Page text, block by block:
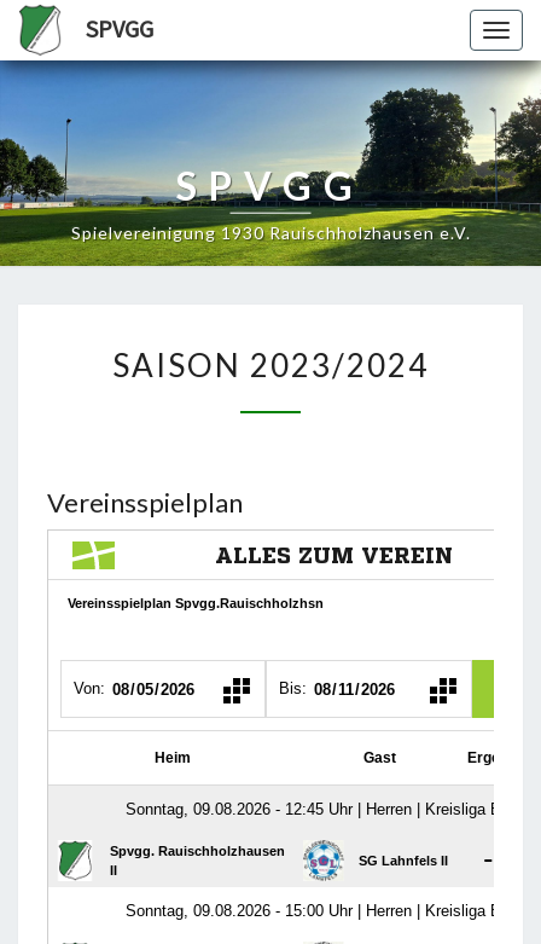
SPVGG
SPVGG
Spielvereinigung 1930 Rauischholzhausen e.V.
2023/2024
SAISON 2023/2024
Vereinsspielplan